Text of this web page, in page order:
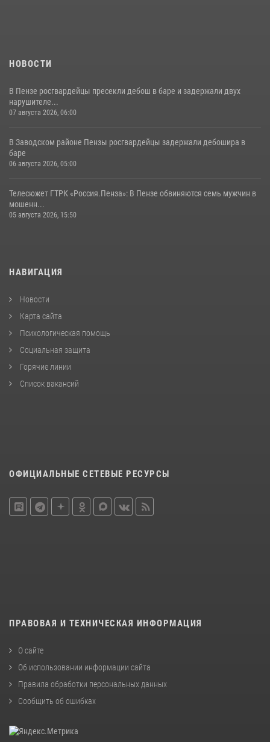
НОВОСТИ
В Пензе росгвардейцы пресекли дебош в баре и задержали двух
нарушителе...
07 августа 2026, 06:00
В Заводском районе Пензы росгвардейцы задержали дебошира в
баре
06 августа 2026, 05:00
Телесюжет ГТРК «Россия.Пенза»: В Пензе обвиняются семь мужчин в
мошенн...
05 августа 2026, 15:50
НАВИГАЦИЯ
Новости
Карта сайта
Психологическая помощь
Социальная защита
Горячие линии
Список вакансий
ОФИЦИАЛЬНЫЕ СЕТЕВЫЕ РЕСУРСЫ
ПРАВОВАЯ И ТЕХНИЧЕСКАЯ ИНФОРМАЦИЯ
О сайте
Об использовании информации сайта
Правила обработки персональных данных
Сообщить об ошибках